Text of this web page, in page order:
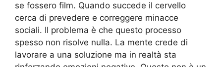
se fossero film. Quando succede il cervello
cerca di prevedere e correggere minacce
sociali. Il problema è che questo processo
spesso non risolve nulla. La mente crede di
lavorare a una soluzione ma in realtà sta